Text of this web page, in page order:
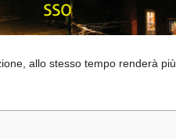
allo stesso tempo renderà più